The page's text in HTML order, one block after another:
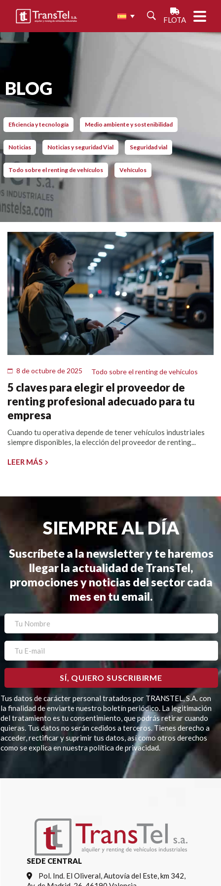
FLOTA
BLOG
Eficiencia y tecnología Medio ambiente y sostenibilidad
Noticias Noticias y seguridad Vial Seguridad vial
Todo sobre el renting de vehículos Vehículos
8 de octubre de 2025 Todo sobre el renting de vehículos
5 claves para elegir el proveedor de
renting profesional adecuado para tu
empresa
Cuando tu operativa depende de tener vehículos industriales
siempre disponibles, la elección del proveedor de renting...
LEER MÁS
SIEMPRE AL DÍA
Suscríbete a la newsletter y te haremos
llegar la actualidad de TransTel,
promociones y noticias del sector cada
mes en tu email.
Tus datos de carácter personal tratados por TRANSTEL, S.A. con
la finalidad de enviarte nuestro boletín periódico. La legitimación
del tratamiento es tu consentimiento, que podrás retirar cuando
quieras. Tus datos no serán cedidos a terceros. Tienes derecho a
acceder, rectificar y suprimir tus datos, así como otros derechos
como se explica en nuestra política de privacidad.
SEDE CENTRAL
Pol. Ind. El Oliveral, Autovía del Este, km 342,